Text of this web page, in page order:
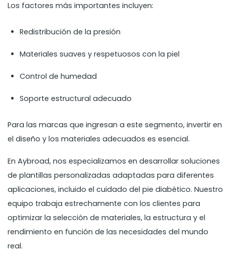
Los factores más importantes incluyen:
Redistribución de la presión
Materiales suaves y respetuosos con la piel
Control de humedad
Soporte estructural adecuado
Para las marcas que ingresan a este segmento, invertir en
el diseño y los materiales adecuados es esencial.
En Aybroad, nos especializamos en desarrollar soluciones
de plantillas personalizadas adaptadas para diferentes
aplicaciones, incluido el cuidado del pie diabético. Nuestro
equipo trabaja estrechamente con los clientes para
optimizar la selección de materiales, la estructura y el
rendimiento en función de las necesidades del mundo
real.